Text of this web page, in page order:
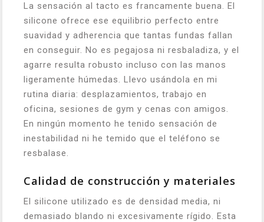
La sensación al tacto es francamente buena. El
silicone ofrece ese equilibrio perfecto entre
suavidad y adherencia que tantas fundas fallan
en conseguir. No es pegajosa ni resbaladiza, y el
agarre resulta robusto incluso con las manos
ligeramente húmedas. Llevo usándola en mi
rutina diaria: desplazamientos, trabajo en
oficina, sesiones de gym y cenas con amigos.
En ningún momento he tenido sensación de
inestabilidad ni he temido que el teléfono se
resbalase.
Calidad de construcción y materiales
El silicone utilizado es de densidad media, ni
demasiado blando ni excesivamente rígido. Esta